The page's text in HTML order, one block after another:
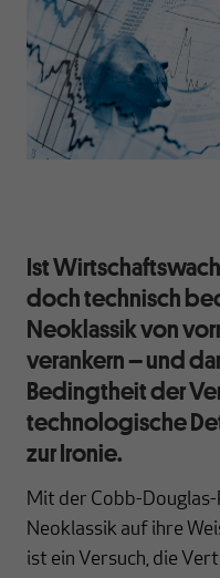
Ist
doch technisch
Neoklassik von
verankern – und
Bedingtheit der
technologische
zur Ironie.
Mit der Cobb-
Neoklassik auf ihre
ist ein Versuch, die